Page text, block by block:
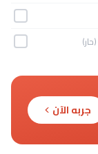
(حار)
جربه الآن